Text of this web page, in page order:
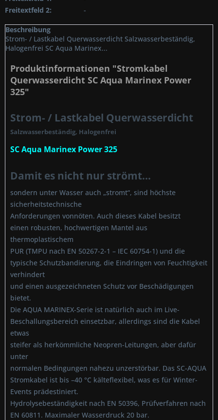
Freitextfeld 2:
-
Beschreibung
Strom- / Lastkabel Querwasserdicht Salzwasserbeständig,
Halogenfrei SC Aqua Marinex...
Produktinformationen "Stromkabel
Querwasserdicht SC Aqua Marinex Power
325"
Strom- / Lastkabel Querwasserdicht
Salzwasserbeständig, Halogenfrei
SC Aqua Marinex Power 325
Damit es nicht nur strömt...
sondern unter Wasser auch „stromt“, sind höchste
sicherheitstechnische
Anforderungen vonnöten. Auch dieses Kabel besitzt
einen robusten, hochwertigen Mantel aus
thermoplastischem
PUR (TMPU nach EN 50267-2-1 – IEC 60754-1) und die
typische Schutzbandierung, die Eindringen von Feuchtigkeit
verhindert
und einen ausgezeichneten Schutz vor Beschädigungen
bietet.
Die AQUA MARINEX-Serie ist natürlich auch im Live-
Beschallungsbereich einsetzbar, allerdings sind die Kabel
etwas
steifer als herkömmliche Neopren-Leitungen, aber dafür
unter
normalen Bedingungen nahezu unzerstörbar. Das SC-AQUA
Stromkabel ist bis –40 °C kälteflexibel, was es für Winter-
Events prädestiniert.
Hydrolysebeständigkeit nach EN 50396, Prüfverfahren nach
EN 60811. Maximaler Wasserdruck 20 bar.